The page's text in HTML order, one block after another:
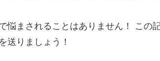
悩まされることはありません！ この
送りましょう！